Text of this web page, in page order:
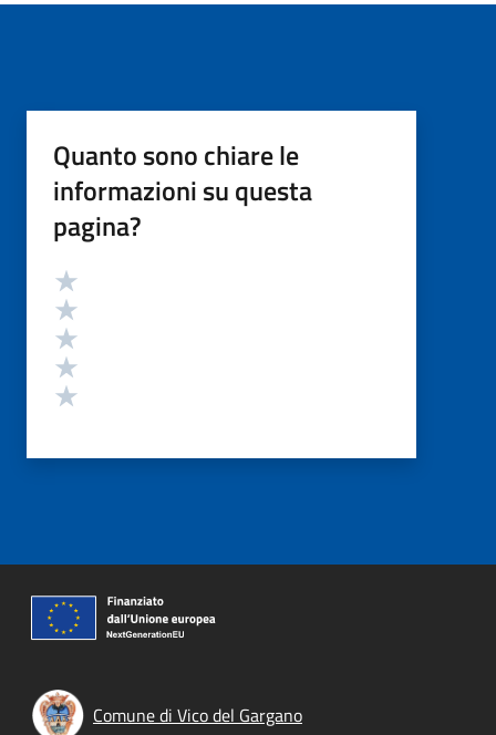
Quanto sono chiare le
informazioni su questa
pagina?
Valutazione
Comune di Vico del Gargano